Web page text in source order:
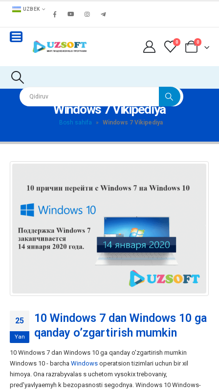
UZBEK
0 0
Windows 7 Vikipediya
Bosh sahifa » Windows 7 Vikipediya
25
Yan
10 Windows 7 dan Windows 10 ga
qanday o’zgartirish mumkin
10 Windows 7 dan Windows 10 ga qanday o'zgartirish mumkin
Windows 10 - barcha Windows operatsion tizimlari uchun bir xil
himoya. Ona razrabyvalas s uchetom vysokix trebovaniy,
pred'yavlyaemyh k bezopasnosti segodnya. Windows 10 Windows-